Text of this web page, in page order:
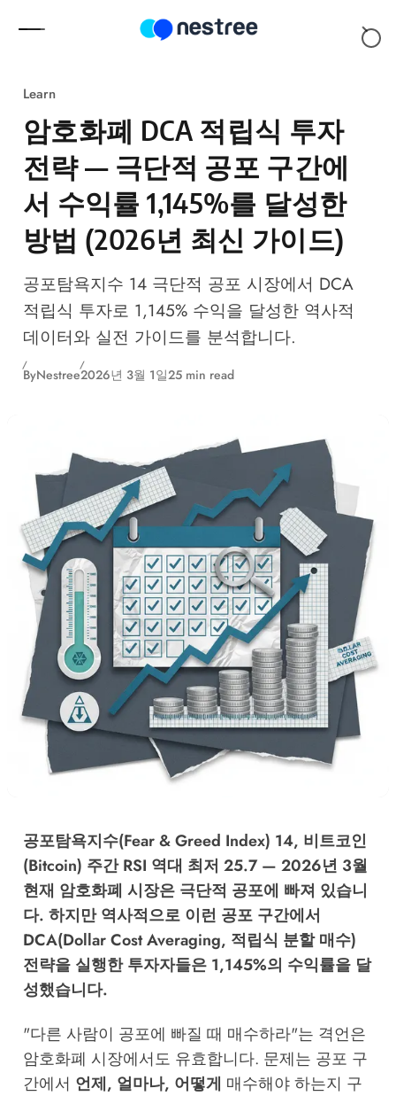
Learn
암호화폐 DCA 적립식 투자
전략 — 극단적 공포 구간에
서 수익률 1,145%를 달성한
방법 (2026년 최신 가이드)
공포탐욕지수 14 극단적 공포 시장에서 DCA
적립식 투자로 1,145% 수익을 달성한 역사적
데이터와 실전 가이드를 분석합니다.
ByNestree2026년 3월 1일25 min read
공포탐욕지수(Fear & Greed Index) 14, 비트코인
(Bitcoin) 주간 RSI 역대 최저 25.7 — 2026년 3월
현재 암호화폐 시장은 극단적 공포에 빠져 있습니
다. 하지만 역사적으로 이런 공포 구간에서
DCA(Dollar Cost Averaging, 적립식 분할 매수)
전략을 실행한 투자자들은 1,145%의 수익률을 달
성했습니다.
"다른 사람이 공포에 빠질 때 매수하라"는 격언은
암호화폐 시장에서도 유효합니다. 문제는 공포 구
간에서 언제, 얼마나, 어떻게 매수해야 하는지 구